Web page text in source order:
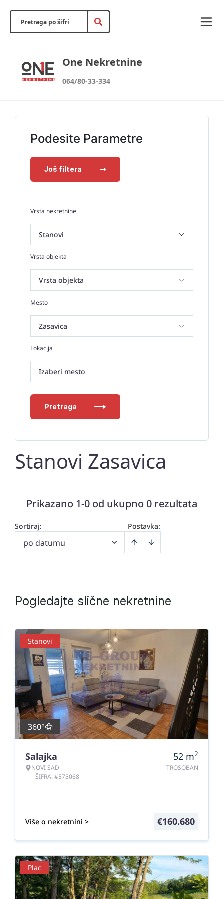
One Nekretnine
064/80-33-334
Podesite Parametre
Još filtera
Vrsta nekretnine
Vrsta objekta
Mesto
Lokacija
Izaberi mesto
Pretraga
Stanovi Zasavica
Prikazano 1-0 od ukupno 0 rezultata
Postavka:
Sortiraj:
po datumu
Pogledajte slične nekretnine
Stanovi
360°
Salajka
NOVI SAD
ŠIFRA: #575068
52 m2
TROSOBAN
Više o nekretnini > €160.680
Plac